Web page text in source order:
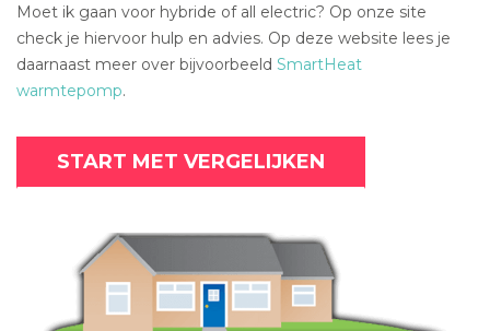
Moet ik gaan voor hybride of all electric? Op onze site
check je hiervoor hulp en advies. Op deze website lees je
daarnaast meer over bijvoorbeeld SmartHeat
warmtepomp.
START MET VERGELIJKEN